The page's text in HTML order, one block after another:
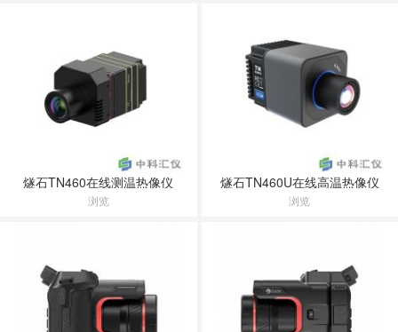
燧石TN460在线测温热像仪
浏览
燧石TN460U在线高温热像仪
浏览